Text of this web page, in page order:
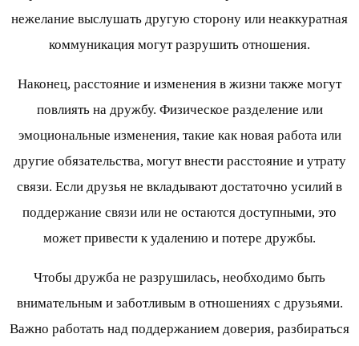
нежелание выслушать другую сторону или неаккуратная
коммуникация могут разрушить отношения.
Наконец, расстояние и изменения в жизни также могут
повлиять на дружбу. Физическое разделение или
эмоциональные изменения, такие как новая работа или
другие обязательства, могут внести расстояние и утрату
связи. Если друзья не вкладывают достаточно усилий в
поддержание связи или не остаются доступными, это
может привести к удалению и потере дружбы.
Чтобы дружба не разрушилась, необходимо быть
внимательным и заботливым в отношениях с друзьями.
Важно работать над поддержанием доверия, разбираться